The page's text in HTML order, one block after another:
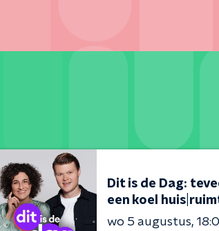
Dit is de Dag:
een koel
wo 5 augustus